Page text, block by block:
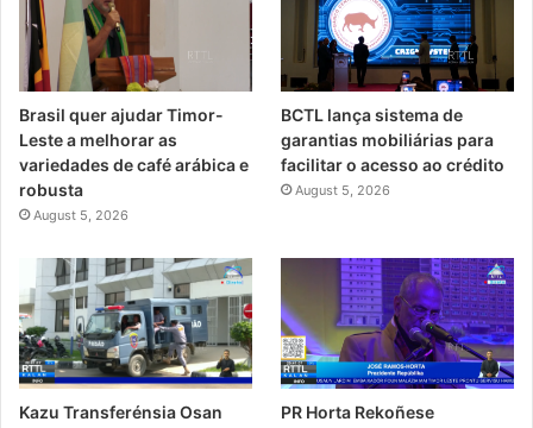
Brasil quer ajudar Timor-
Leste a melhorar as
variedades de café arábica e
robusta
August 5, 2026
BCTL lança sistema de
garantias mobiliárias para
facilitar o acesso ao crédito
August 5, 2026
Kazu Transferénsia Osan
PR Horta Rekoñese